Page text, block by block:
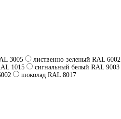
3005 лиственно-зеленый RAL 6002
1015 сигнальный белый RAL 9003
шоколад RAL 8017